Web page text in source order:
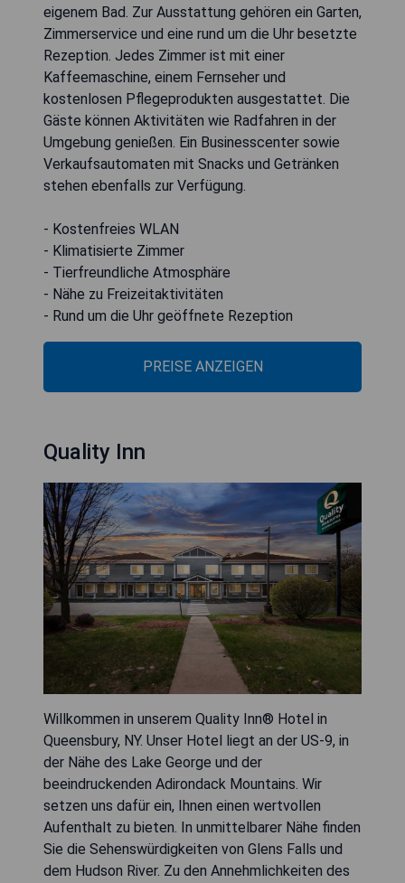
eigenem Bad. Zur Ausstattung gehören ein Garten,
Zimmerservice und eine rund um die Uhr besetzte
Rezeption. Jedes Zimmer ist mit einer
Kaffeemaschine, einem Fernseher und
kostenlosen Pflegeprodukten ausgestattet. Die
Gäste können Aktivitäten wie Radfahren in der
Umgebung genießen. Ein Businesscenter sowie
Verkaufsautomaten mit Snacks und Getränken
stehen ebenfalls zur Verfügung.
- Kostenfreies WLAN
- Klimatisierte Zimmer
- Tierfreundliche Atmosphäre
- Nähe zu Freizeitaktivitäten
- Rund um die Uhr geöffnete Rezeption
PREISE ANZEIGEN
Quality Inn
Willkommen in unserem Quality Inn® Hotel in
Queensbury, NY. Unser Hotel liegt an der US-9, in
der Nähe des Lake George und der
beeindruckenden Adirondack Mountains. Wir
setzen uns dafür ein, Ihnen einen wertvollen
Aufenthalt zu bieten. In unmittelbarer Nähe finden
Sie die Sehenswürdigkeiten von Glens Falls und
dem Hudson River. Zu den Annehmlichkeiten des